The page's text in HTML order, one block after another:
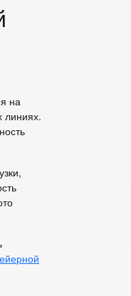
на
линиях.